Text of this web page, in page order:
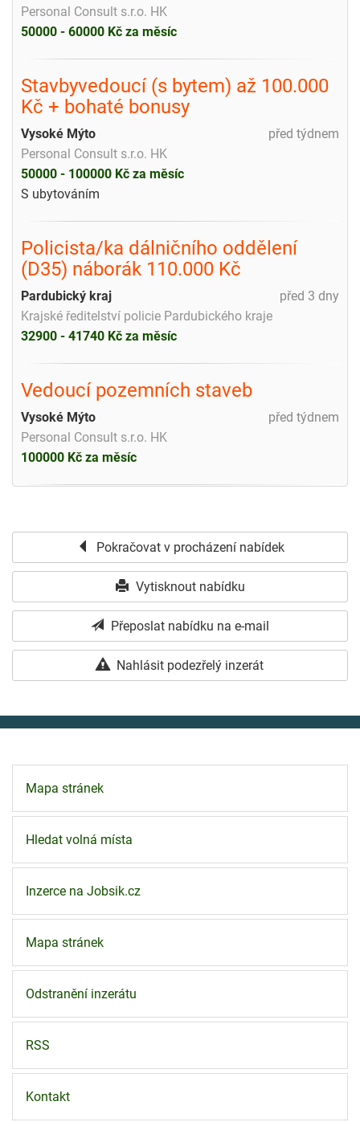
Personal Consult s.r.o. HK
50000 - 60000 Kč za měsíc
Stavbyvedoucí (s bytem) až 100.000
Kč + bohaté bonusy
před týdnem
Vysoké Mýto
Personal Consult s.r.o. HK
50000 - 100000 Kč za měsíc
S ubytováním
Policista/ka dálničního oddělení
(D35) náborák 110.000 Kč
před 3 dny
Pardubický kraj
Krajské ředitelství policie Pardubického kraje
32900 - 41740 Kč za měsíc
Vedoucí pozemních staveb
před týdnem
Vysoké Mýto
Personal Consult s.r.o. HK
100000 Kč za měsíc
Pokračovat v procházení nabídek
Vytisknout nabídku
Přeposlat nabídku na e-mail
Nahlásit podezřelý inzerát
Mapa stránek
Hledat volná místa
Inzerce na Jobsik.cz
Mapa stránek
Odstranění inzerátu
RSS
Kontakt